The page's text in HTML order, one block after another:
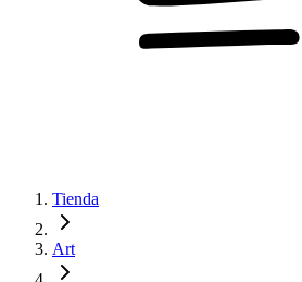
Tienda
Art